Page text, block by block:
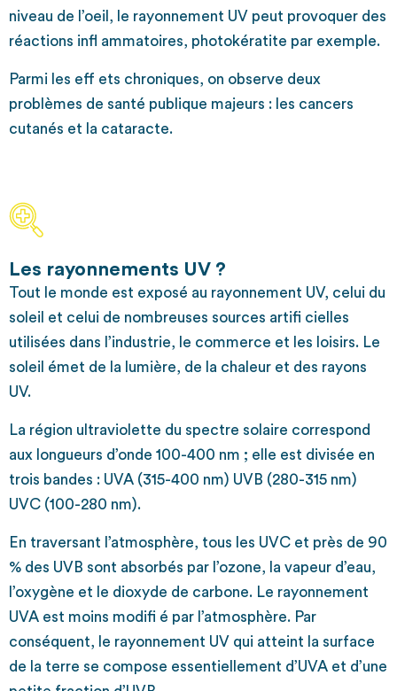
niveau de l’oeil, le rayonnement UV peut provoquer des
réactions infl ammatoires, photokératite par exemple.
Parmi les eff ets chroniques, on observe deux
problèmes de santé publique majeurs : les cancers
cutanés et la cataracte.
Les rayonnements UV ?
Tout le monde est exposé au rayonnement UV, celui du
soleil et celui de nombreuses sources artifi cielles
utilisées dans l’industrie, le commerce et les loisirs. Le
soleil émet de la lumière, de la chaleur et des rayons
UV.
La région ultraviolette du spectre solaire correspond
aux longueurs d’onde 100-400 nm ; elle est divisée en
trois bandes : UVA (315-400 nm) UVB (280-315 nm)
UVC (100-280 nm).
En traversant l’atmosphère, tous les UVC et près de 90
% des UVB sont absorbés par l’ozone, la vapeur d’eau,
l’oxygène et le dioxyde de carbone. Le rayonnement
UVA est moins modifi é par l’atmosphère. Par
conséquent, le rayonnement UV qui atteint la surface
de la terre se compose essentiellement d’UVA et d’une